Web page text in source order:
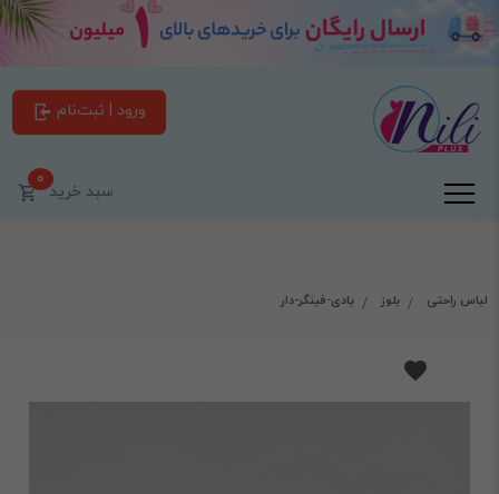
ورود | ثبت‌نام
سبد خرید0
لباس راحتی بلوز بادی-فینگر-دار